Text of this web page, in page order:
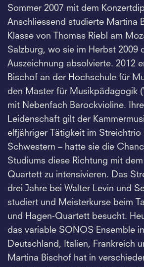
Sommer 2007 mit dem
Anschliessend studierte Martina
Klasse von Thomas Riebl am
Salzburg, wo sie im Herbst 2009
Auszeichnung absolvierte. 2012
Bischof an der Hochschule für
den Master für Musikpädagogik
mit Nebenfach Barockvioline.
Leidenschaft gilt der
elfjähriger Tätigkeit im Streichtrio
Schwestern – hatte sie die
Studiums diese Richtung mit
Quartett zu intensivieren. Das
drei Jahre bei Walter Levin und
studiert und Meisterkurse beim
und Hagen-Quartett besucht.
das variable SONOS Ensemble
Deutschland, Italien, Frankreich
Martina Bischof hat in